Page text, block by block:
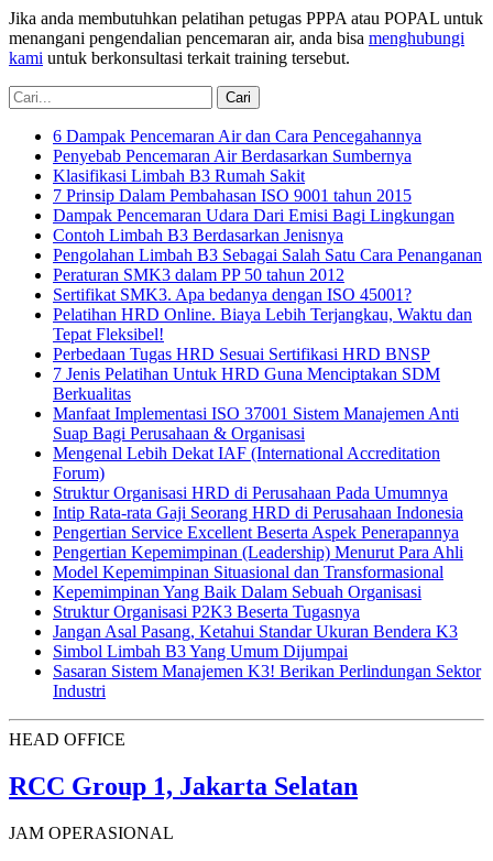
Jika anda membutuhkan pelatihan petugas PPPA atau POPAL untuk
menangani pengendalian pencemaran air, anda bisa menghubungi
kami untuk berkonsultasi terkait training tersebut.
6 Dampak Pencemaran Air dan Cara Pencegahannya
Penyebab Pencemaran Air Berdasarkan Sumbernya
Klasifikasi Limbah B3 Rumah Sakit
7 Prinsip Dalam Pembahasan ISO 9001 tahun 2015
Dampak Pencemaran Udara Dari Emisi Bagi Lingkungan
Contoh Limbah B3 Berdasarkan Jenisnya
Pengolahan Limbah B3 Sebagai Salah Satu Cara Penanganan
Peraturan SMK3 dalam PP 50 tahun 2012
Sertifikat SMK3. Apa bedanya dengan ISO 45001?
Pelatihan HRD Online. Biaya Lebih Terjangkau, Waktu dan
Tepat Fleksibel!
Perbedaan Tugas HRD Sesuai Sertifikasi HRD BNSP
7 Jenis Pelatihan Untuk HRD Guna Menciptakan SDM
Berkualitas
Manfaat Implementasi ISO 37001 Sistem Manajemen Anti
Suap Bagi Perusahaan & Organisasi
Mengenal Lebih Dekat IAF (International Accreditation
Forum)
Struktur Organisasi HRD di Perusahaan Pada Umumnya
Intip Rata-rata Gaji Seorang HRD di Perusahaan Indonesia
Pengertian Service Excellent Beserta Aspek Penerapannya
Pengertian Kepemimpinan (Leadership) Menurut Para Ahli
Model Kepemimpinan Situasional dan Transformasional
Kepemimpinan Yang Baik Dalam Sebuah Organisasi
Struktur Organisasi P2K3 Beserta Tugasnya
Jangan Asal Pasang, Ketahui Standar Ukuran Bendera K3
Simbol Limbah B3 Yang Umum Dijumpai
Sasaran Sistem Manajemen K3! Berikan Perlindungan Sektor
Industri
HEAD OFFICE
RCC Group 1, Jakarta Selatan
JAM OPERASIONAL